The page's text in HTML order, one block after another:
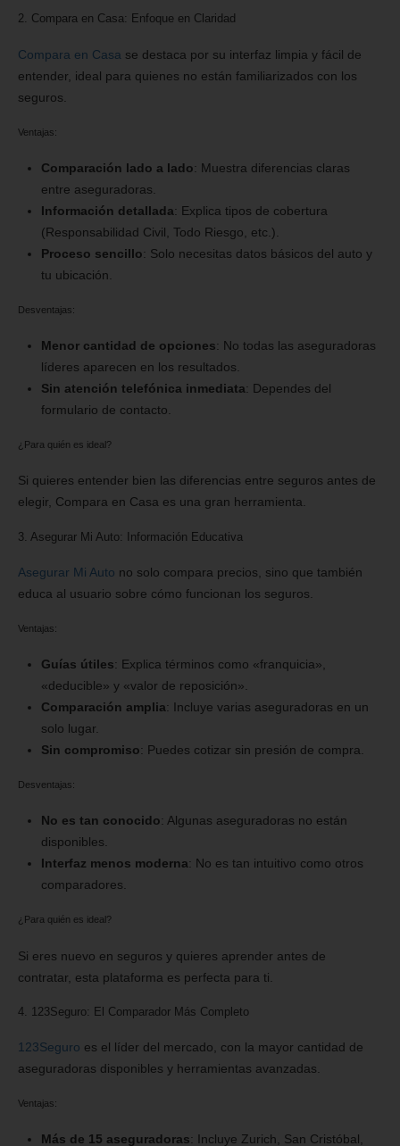
2. Compara en Casa: Enfoque en Claridad
Compara en Casa se destaca por su interfaz limpia y fácil de
entender, ideal para quienes no están familiarizados con los
seguros.
Ventajas:
Comparación lado a lado: Muestra diferencias claras
entre aseguradoras.
Información detallada: Explica tipos de cobertura
(Responsabilidad Civil, Todo Riesgo, etc.).
Proceso sencillo: Solo necesitas datos básicos del auto y
tu ubicación.
Desventajas:
Menor cantidad de opciones: No todas las aseguradoras
líderes aparecen en los resultados.
Sin atención telefónica inmediata: Dependes del
formulario de contacto.
¿Para quién es ideal?
Si quieres entender bien las diferencias entre seguros antes de
elegir, Compara en Casa es una gran herramienta.
3. Asegurar Mi Auto: Información Educativa
Asegurar Mi Auto no solo compara precios, sino que también
educa al usuario sobre cómo funcionan los seguros.
Ventajas:
Guías útiles: Explica términos como «franquicia»,
«deducible» y «valor de reposición».
Comparación amplia: Incluye varias aseguradoras en un
solo lugar.
Sin compromiso: Puedes cotizar sin presión de compra.
Desventajas:
No es tan conocido: Algunas aseguradoras no están
disponibles.
Interfaz menos moderna: No es tan intuitivo como otros
comparadores.
¿Para quién es ideal?
Si eres nuevo en seguros y quieres aprender antes de
contratar, esta plataforma es perfecta para ti.
4. 123Seguro: El Comparador Más Completo
123Seguro es el líder del mercado, con la mayor cantidad de
aseguradoras disponibles y herramientas avanzadas.
Ventajas:
Más de 15 aseguradoras: Incluye Zurich, San Cristóbal,